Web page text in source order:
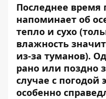
Последнее время
напоминает об
тепло и сухо
влажность
из-за туманов).
рано или поздно
случае с погодой
особенно